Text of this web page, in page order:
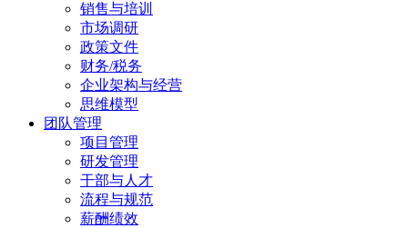
销售与培训
市场调研
政策文件
财务/税务
企业架构与经营
思维模型
团队管理
项目管理
研发管理
干部与人才
流程与规范
薪酬绩效